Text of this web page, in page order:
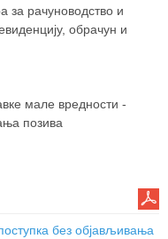
за рачуноводство и
обрачун и
мале вредности -
позива
без објављивања